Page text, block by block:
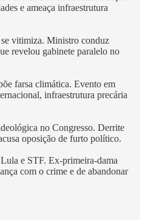
e ameaça infraestrutura
vitimiza. Ministro conduz
revelou gabinete paralelo no
farsa climática. Evento em
infraestrutura precária
no Congresso. Derrite
oposição de furto político.
e STF. Ex-primeira-dama
com o crime e de abandonar